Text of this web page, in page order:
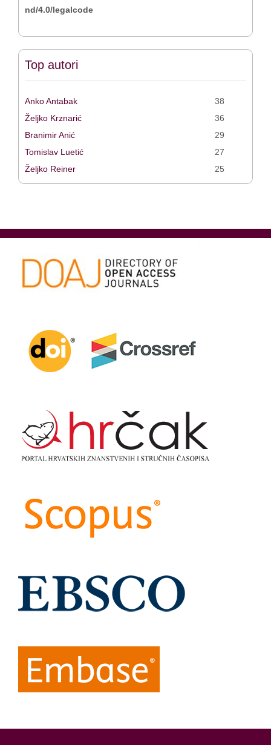
nd/4.0/legalcode
Top autori
Anko Antabak
38
Željko Krznarić
36
Branimir Anić
29
Tomislav Luetić
27
Željko Reiner
25